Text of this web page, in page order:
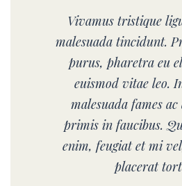
Vivamus tristique
malesuada tincidunt.
purus, pharetra eu
euismod vitae leo.
malesuada fames
primis in faucibus.
enim, feugiat et mi
placerat